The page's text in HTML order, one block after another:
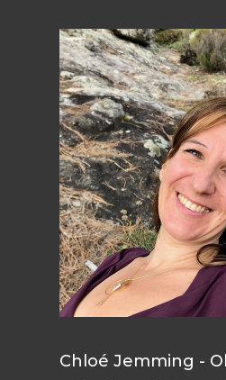
Chloé Jemming -